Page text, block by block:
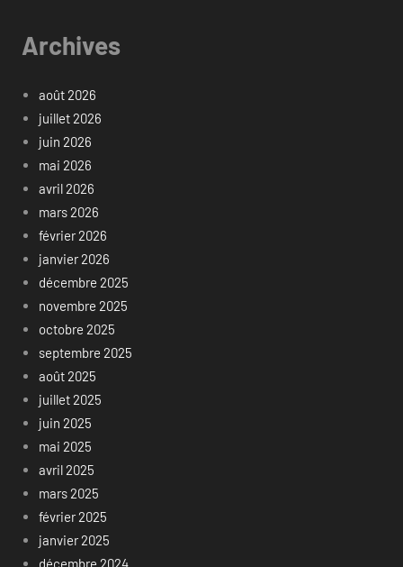
Archives
août 2026
juillet 2026
juin 2026
mai 2026
avril 2026
mars 2026
février 2026
janvier 2026
décembre 2025
novembre 2025
octobre 2025
septembre 2025
août 2025
juillet 2025
juin 2025
mai 2025
avril 2025
mars 2025
février 2025
janvier 2025
décembre 2024